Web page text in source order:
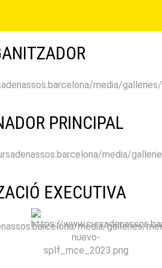
PRINCIPAL
EXECUTIVA